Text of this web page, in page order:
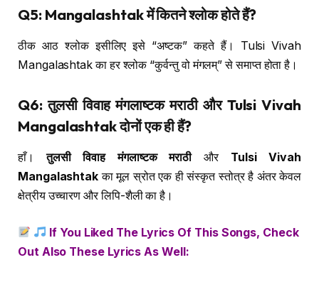
Q5: Mangalashtak में कितने श्लोक होते हैं?
ठीक आठ श्लोक इसीलिए इसे “अष्टक” कहते हैं। Tulsi Vivah
Mangalashtak का हर श्लोक “कुर्वन्तु वो मंगलम्” से समाप्त होता है।
Q6: तुलसी विवाह मंगलाष्टक मराठी और Tulsi Vivah
Mangalashtak दोनों एक ही हैं?
हाँ।तुलसी विवाह मंगलाष्टक मराठीऔर Tulsi Vivah
Mangalashtak का मूल स्रोत एक ही संस्कृत स्तोत्र है अंतर केवल
क्षेत्रीय उच्चारण और लिपि-शैली का है।
If You Liked The Lyrics Of This Songs, Check
Out Also These Lyrics As Well: